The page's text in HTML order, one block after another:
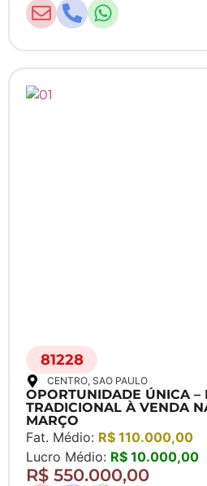
81228
CENTRO, SAO PAULO
OPORTUNIDADE ÚNICA –
TRADICIONAL À VENDA
MARÇO
Fat. Médio: R$ 110.000,00
Lucro Médio: R$ 10.000,00
R$ 550.000,00